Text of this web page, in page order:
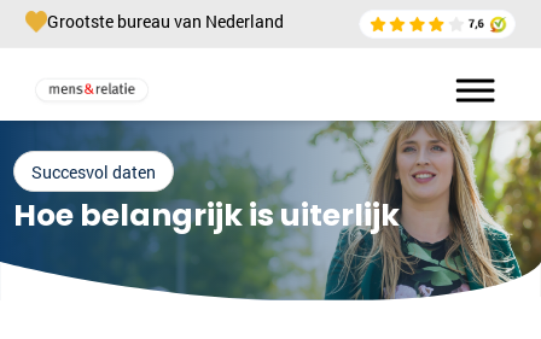
Grootste bureau van Nederland
Succesvol daten
Hoe belangrijk is uiterlijk